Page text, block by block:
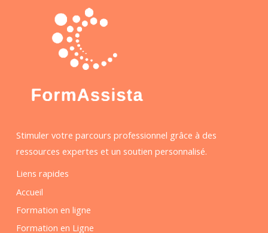
Stimuler votre parcours professionnel grâce à des
ressources expertes et un soutien personnalisé.
Liens rapides
Accueil
Formation en ligne
Formation en Ligne